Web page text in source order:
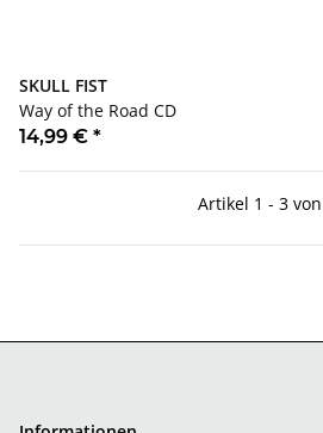
SKULL FIST
Way of the Road CD
14,99 € *
Artikel 1 - 3